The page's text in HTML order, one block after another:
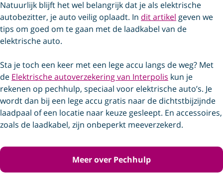
Natuurlijk blijft het wel belangrijk dat je als elektrische
autobezitter, je auto veilig oplaadt. In dit artikel geven we
tips om goed om te gaan met de laadkabel van de
elektrische auto.
Sta je toch een keer met een lege accu langs de weg? Met
de Elektrische autoverzekering van Interpolis kun je
rekenen op pechhulp, speciaal voor elektrische auto’s. Je
wordt dan bij een lege accu gratis naar de dichtstbijzijnde
laadpaal of een locatie naar keuze gesleept. En accessoires,
zoals de laadkabel, zijn onbeperkt meeverzekerd.
Meer over Pechhulp